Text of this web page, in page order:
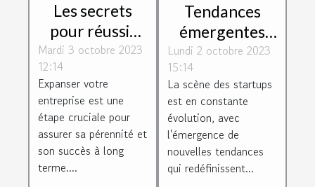
Les secrets
pour réussir
l'expansion de
entreprise
Mardi 3 octobre 2023
12:14
Expanser votre
entreprise est une
étape cruciale pour
assurer sa pérennité et
son succès à long
terme....
Tendances
émergentes
dans
l'écosystème
des startups
Lundi 2 octobre 2023
15:14
La scène des startups
est en constante
évolution, avec
l'émergence de
nouvelles tendances
qui redéfinissent...